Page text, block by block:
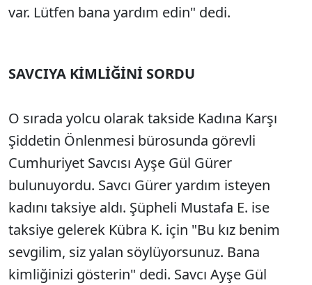
var. Lütfen bana yardım edin" dedi.
SAVCIYA KİMLİĞİNİ SORDU
O sırada yolcu olarak takside Kadına Karşı
Şiddetin Önlenmesi bürosunda görevli
Cumhuriyet Savcısı Ayşe Gül Gürer
bulunuyordu. Savcı Gürer yardım isteyen
kadını taksiye aldı. Şüpheli Mustafa E. ise
taksiye gelerek Kübra K. için "Bu kız benim
sevgilim, siz yalan söylüyorsunuz. Bana
kimliğinizi gösterin" dedi. Savcı Ayşe Gül